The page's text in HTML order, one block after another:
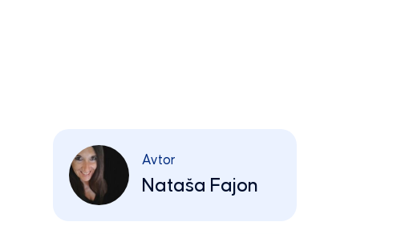
Avtor
Nataša Fajon